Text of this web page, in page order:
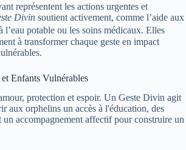
représentent les actions urgentes et
Divin soutient activement, comme l’aide aux
potable ou les soins médicaux. Elles
à transformer chaque geste en impact
Enfants Vulnérables
protection et espoir. Un Geste Divin agit
aux orphelins un accès à l'éducation, des
un accompagnement affectif pour construire un